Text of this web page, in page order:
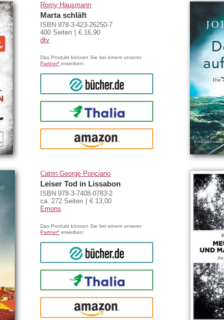
Romy Hausmann
Marta schläft
ISBN 978-3-423-26250-7
400 Seiten
€ 16,90
dtv
Das Produkt können Sie bei einem unserer
Partner* erwerben:
bücher.de
Thalia
amazon
Catrin George Ponciano
Leiser Tod in Lissabon
ISBN 978-3-7408-0783-2
ca. 272 Seiten
€ 13,00
Emons
Das Produkt können Sie bei einem unserer
Partner* erwerben:
bücher.de
Thalia
amazon